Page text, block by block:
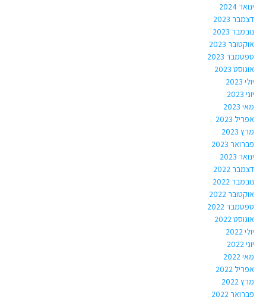
ינואר 2024
דצמבר 2023
נובמבר 2023
אוקטובר 2023
ספטמבר 2023
אוגוסט 2023
יולי 2023
יוני 2023
מאי 2023
אפריל 2023
מרץ 2023
פברואר 2023
ינואר 2023
דצמבר 2022
נובמבר 2022
אוקטובר 2022
ספטמבר 2022
אוגוסט 2022
יולי 2022
יוני 2022
מאי 2022
אפריל 2022
מרץ 2022
פברואר 2022